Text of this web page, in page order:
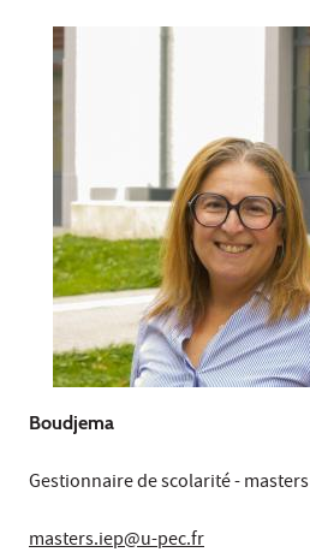
Boudjema
Gestionnaire de scolarité - masters
masters.iep@u-pec.fr